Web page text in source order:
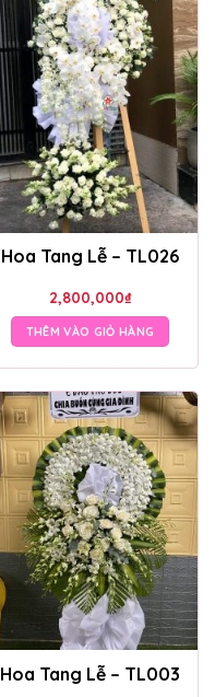
Hoa Tang Lễ – TL026
2,800,000₫
THÊM VÀO GIỎ HÀNG
Hoa Tang Lễ – TL003